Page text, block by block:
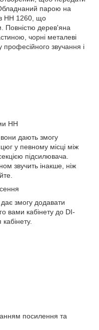
Обладнаний парою на
HH 1260, що
Повністю дерев'яна
чорні металеві
звучання і
HH
вони дають змогу
у певному місці між
підсилювача.
звучить інакше, ніж
змогу додавати
вами кабінету до DI-
посилення та